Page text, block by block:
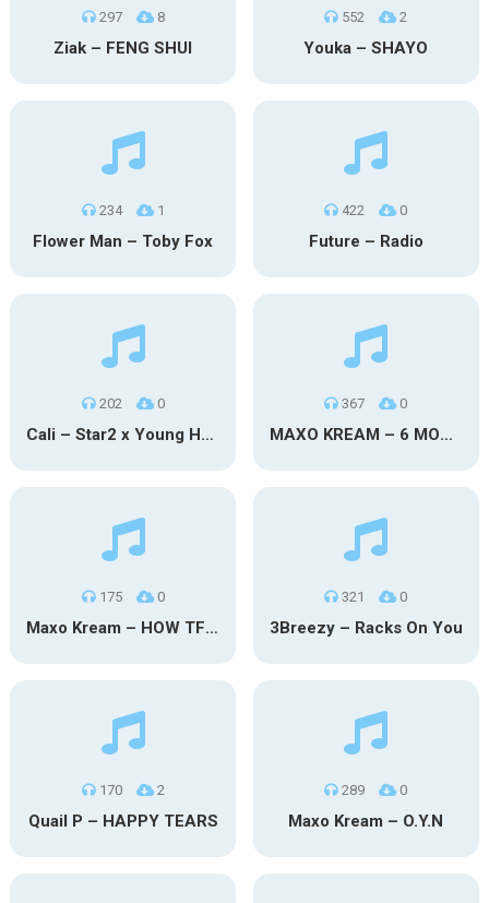
297 8
Ziak – FENG SHUI
552 2
Youka – SHAYO
234 1
Flower Man – Toby Fox
422 0
Future – Radio
202 0
Cali – Star2 x Young Henny
367 0
MAXO KREAM – 6 MONTHS CLEAN
175 0
Maxo Kream – HOW TF I’M LUCKY
321 0
3Breezy – Racks On You
170 2
Quail P – HAPPY TEARS
289 0
Maxo Kream – O.Y.N